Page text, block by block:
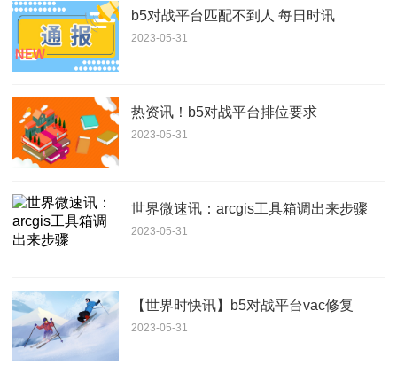
b5对战平台匹配不到人 每日时讯
2023-05-31
热资讯！b5对战平台排位要求
2023-05-31
世界微速讯：arcgis工具箱调出来步骤
2023-05-31
【世界时快讯】b5对战平台vac修复
2023-05-31